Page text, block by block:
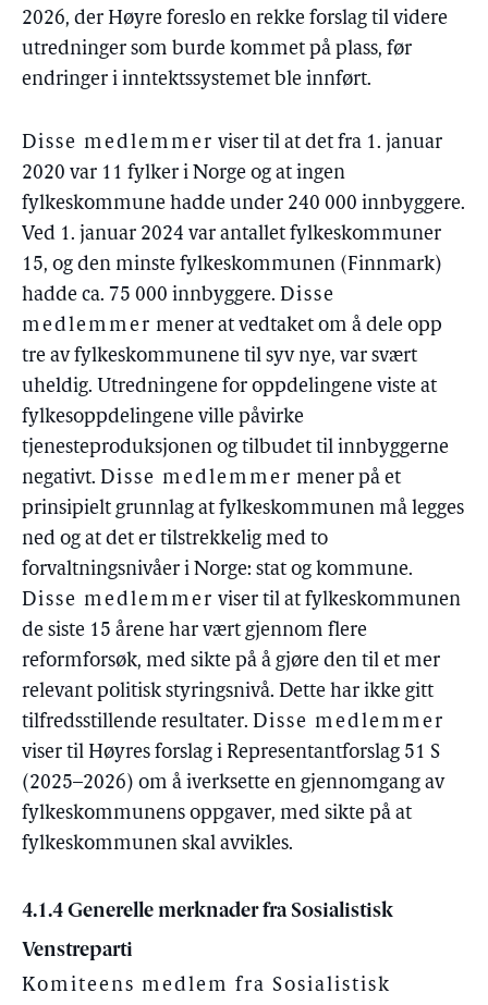
2026, der Høyre foreslo en rekke forslag til videre
utredninger som burde kommet på plass, før
endringer i inntektssystemet ble innført.
Disse medlemmer viser til at det fra 1. januar
2020 var 11 fylker i Norge og at ingen
fylkeskommune hadde under 240 000 innbyggere.
Ved 1. januar 2024 var antallet fylkeskommuner
15, og den minste fylkeskommunen (Finnmark)
hadde ca. 75 000 innbyggere. Disse
medlemmer mener at vedtaket om å dele opp
tre av fylkeskommunene til syv nye, var svært
uheldig. Utredningene for oppdelingene viste at
fylkesoppdelingene ville påvirke
tjenesteproduksjonen og tilbudet til innbyggerne
negativt. Disse medlemmer mener på et
prinsipielt grunnlag at fylkeskommunen må legges
ned og at det er tilstrekkelig med to
forvaltningsnivåer i Norge: stat og kommune.
Disse medlemmer viser til at fylkeskommunen
de siste 15 årene har vært gjennom flere
reformforsøk, med sikte på å gjøre den til et mer
relevant politisk styringsnivå. Dette har ikke gitt
tilfredsstillende resultater. Disse medlemmer
viser til Høyres forslag i Representantforslag 51 S
(2025–2026) om å iverksette en gjennomgang av
fylkeskommunens oppgaver, med sikte på at
fylkeskommunen skal avvikles.
4.1.4 Generelle merknader fra Sosialistisk
Venstreparti
Komiteens medlem fra Sosialistisk